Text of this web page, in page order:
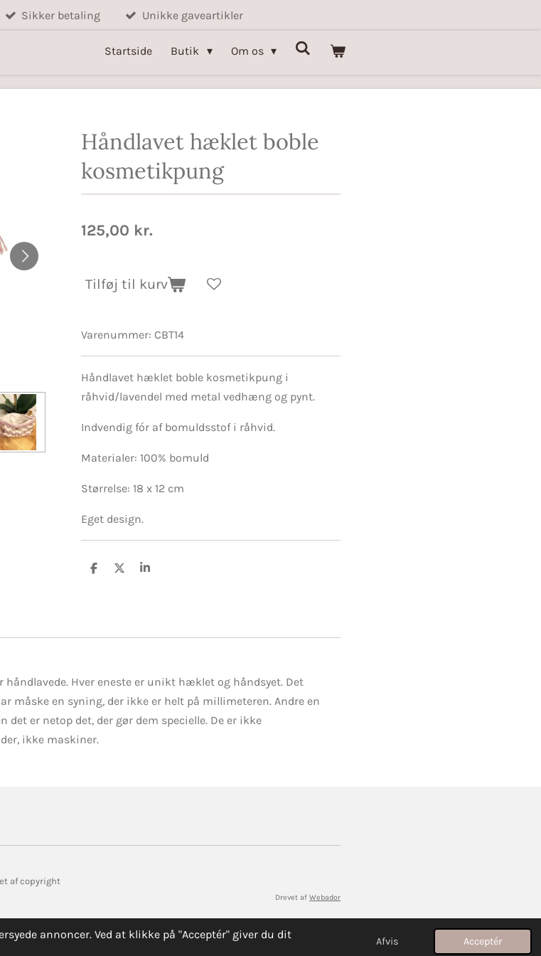
annoncer. Ved at klikke på "Acceptér" giver du dit
Afvis Acceptér
Sikker betaling Unikke gaveartikler
Startside Butik Om os
Håndlavet hæklet boble
kosmetikpung
125,00 kr.
Tilføj til kurv
Varenummer: CBT14
Håndlavet hæklet boble kosmetikpung i
råhvid/lavendel med metal vedhæng og pynt.
Indvendig fór af bomuldsstof i råhvid.
Materialer: 100% bomuld
Størrelse: 18 x 12 cm
Eget design.
D
D
D
Hver eneste er unikt hæklet og håndsyet. Det
måske en syning, der ikke er helt på millimeteren. Andre en
er netop det, der gør dem specielle. De er ikke
ikke maskiner.
af copyright
Drevet af Webador